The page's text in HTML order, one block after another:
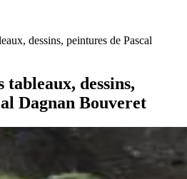
dessins, peintures de Pascal
tableaux, dessins,
Dagnan Bouveret